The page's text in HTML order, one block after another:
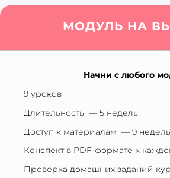
МОДУЛЬ НА
Начни с любого
9 уроков
Длительность — 5 недель
Доступ к материалам — 9 недель
Конспект в PDF-формате к
Проверка домашних заданий